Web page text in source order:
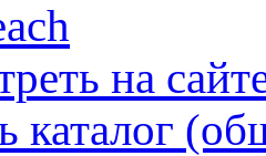
на
каталог